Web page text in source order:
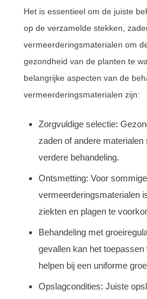
Het is essentieel om de juiste
op de verzamelde stekken,
vermeerderingsmaterialen om
gezondheid van de planten te
belangrijke aspecten van de
vermeerderingsmaterialen zijn:
Zorgvuldige selectie:
zaden of andere materialen
verdere behandeling.
Ontsmetting: Voor sommige
vermeerderingsmaterialen
ziekten en plagen te
Behandeling met
gevallen kan het
helpen bij een uniforme
Opslagcondities: Juiste